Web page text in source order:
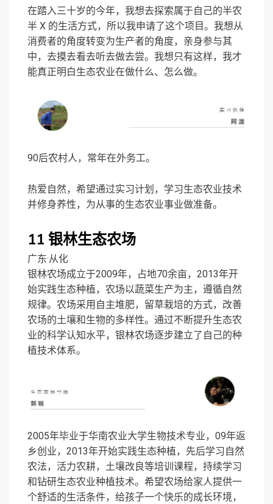
在踏入三十岁的今年，我想去探索属于自己的半农
半 X 的生活方式，所以我申请了这个项目。我想从
消费者的角度转变为生产者的角度，亲身参与其
中，去摸去看去听去做去尝。我想只有这样，我才
能真正明白生态农业在做什么、怎么做。
90后农村人，常年在外务工。
热爱自然，希望通过实习计划，学习生态农业技术
并修身养性，为从事的生态农业事业做准备。
11 银林生态农场
广东·从化
银林农场成立于2009年，占地70余亩，2013年开
始实践生态种植，农场以蔬菜生产为主，遵循自然
规律。农场采用自主堆肥，留草栽培的方式，改善
农场的土壤和生物的多样性。通过不断提升生态农
业的科学认知水平，银林农场逐步建立了自己的种
植技术体系。
2005年毕业于华南农业大学生物技术专业，09年返
乡创业，2013年开始实践生态种植，先后学习自然
农法，活力农耕，土壤改良等培训课程，持续学习
和钻研生态农业种植技术。希望农场给家人提供一
个舒适的生活条件，给孩子一个快乐的成长环境，